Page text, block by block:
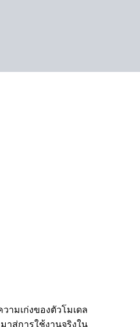
ามเก่งของตัวโมเดล
าสู่การใช้งานจริงใน